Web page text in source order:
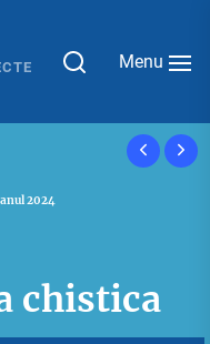
Menu
in 2024
chistica